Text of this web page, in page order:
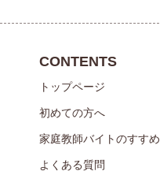
CONTENTS
トップページ
初めての方へ
家庭教師バイトのすすめ
よくある質問